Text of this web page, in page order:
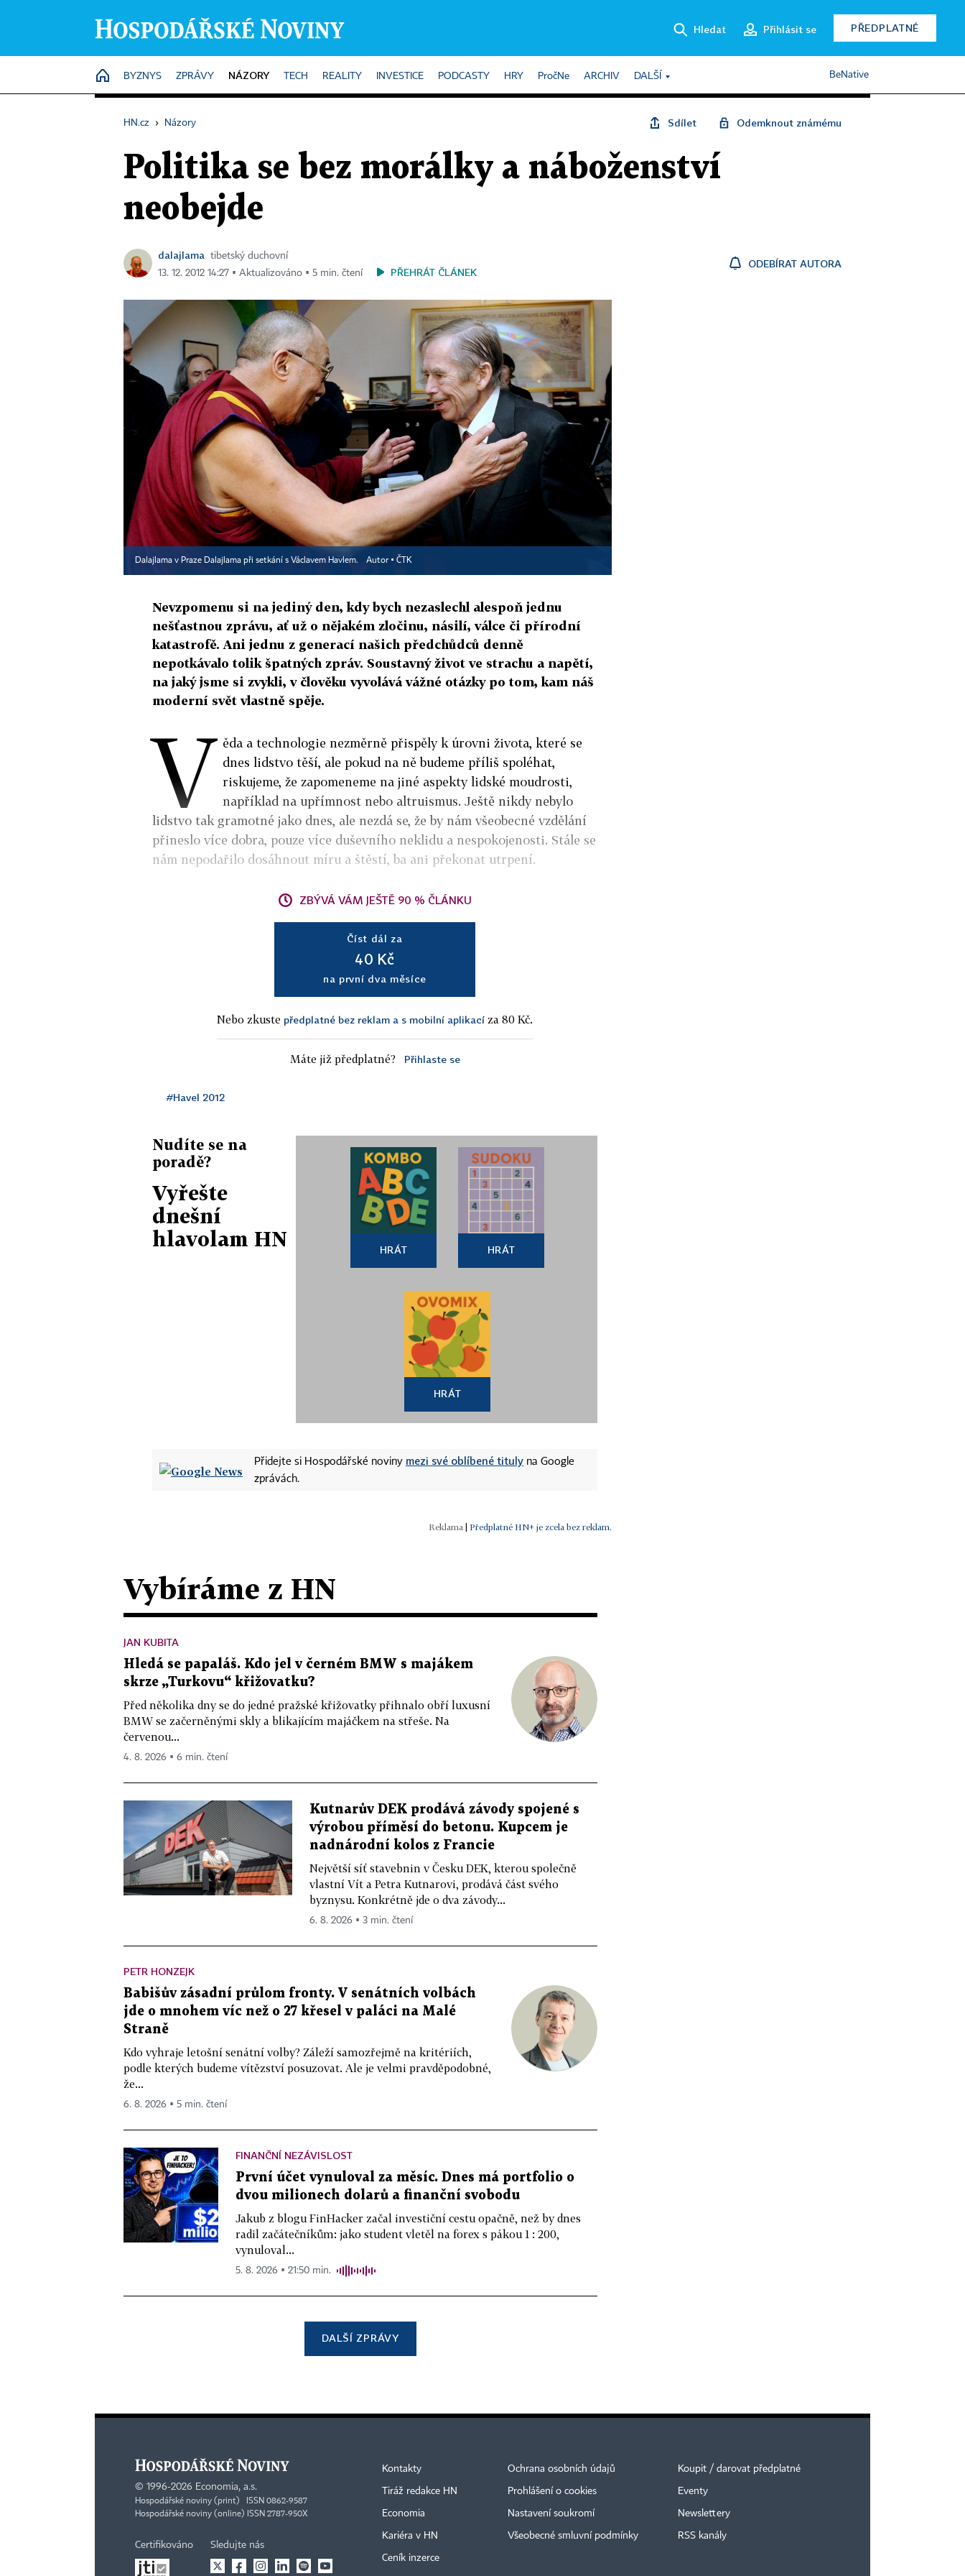
Hledat Přihlásit se PŘEDPLATNÉ
HOME
BYZNYS ZPRÁVY NÁZORY TECH REALITY INVESTICE PODCASTY HRY PročNe ARCHIV DALŠÍ BeNative
HN.cz › Názory Sdílet Odemknout známému
Politika se bez morálky a náboženství
neobejde
dalajlama
tibetský duchovní
13. 12. 2012 14:27 ▪ Aktualizováno ▪ 5 min. čtení
PŘEHRÁT ČLÁNEK
ODEBÍRAT AUTORA
Dalajlama v Praze Dalajlama při setkání s Václavem Havlem. Autor ▪ ČTK
Nevzpomenu si na jediný den, kdy bych nezaslechl alespoň jednu
nešťastnou zprávu, ať už o nějakém zločinu, násilí, válce či přírodní
katastrofě. Ani jednu z generací našich předchůdců denně
nepotkávalo tolik špatných zpráv. Soustavný život ve strachu a napětí,
na jaký jsme si zvykli, v člověku vyvolává vážné otázky po tom, kam náš
moderní svět vlastně spěje.
V ěda a technologie nezměrně přispěly k úrovni života, které se
dnes lidstvo těší, ale pokud na ně budeme příliš spoléhat,
riskujeme, že zapomeneme na jiné aspekty lidské moudrosti,
například na upřímnost nebo altruismus. Ještě nikdy nebylo
lidstvo tak gramotné jako dnes, ale nezdá se, že by nám všeobecné vzdělání
přineslo více dobra, pouze více duševního neklidu a nespokojenosti. Stále se
nám nepodařilo dosáhnout míru a štěstí, ba ani překonat utrpení.
ZBÝVÁ VÁM JEŠTĚ 90 % ČLÁNKU
Číst dál za
40 Kč
na první dva měsíce
Nebo zkuste předplatné bez reklam a s mobilní aplikací za 80 Kč.
Máte již předplatné? Přihlaste se
#Havel 2012
Nudíte se na
poradě?
Vyřešte
dnešní
hlavolam HN
HRÁT HRÁT
HRÁT
Přidejte si Hospodářské noviny mezi své oblíbené tituly na Google
zprávách.
| Předplatné HN+ je zcela bez reklam.
Vybíráme z HN
JAN KUBITA
Hledá se papaláš. Kdo jel v černém BMW s majákem
skrze „Turkovu“ křižovatku?
Před několika dny se do jedné pražské křižovatky přihnalo obří luxusní
BMW se začerněnými skly a blikajícím majáčkem na střeše. Na
červenou...
4. 8. 2026 ▪ 6 min. čtení
Kutnarův DEK prodává závody spojené s
výrobou příměsí do betonu. Kupcem je
nadnárodní kolos z Francie
Největší síť stavebnin v Česku DEK, kterou společně
vlastní Vít a Petra Kutnarovi, prodává část svého
byznysu. Konkrétně jde o dva závody...
6. 8. 2026 ▪ 3 min. čtení
PETR HONZEJK
Babišův zásadní průlom fronty. V senátních volbách
jde o mnohem víc než o 27 křesel v paláci na Malé
Straně
Kdo vyhraje letošní senátní volby? Záleží samozřejmě na kritériích,
podle kterých budeme vítězství posuzovat. Ale je velmi pravděpodobné,
že...
6. 8. 2026 ▪ 5 min. čtení
FINANČNÍ NEZÁVISLOST
První účet vynuloval za měsíc. Dnes má portfolio o
dvou milionech dolarů a finanční svobodu
Jakub z blogu FinHacker začal investiční cestu opačně, než by dnes
radil začátečníkům: jako student vletěl na forex s pákou 1 : 200,
vynuloval...
5. 8. 2026 ▪ 21:50 min.
DALŠÍ ZPRÁVY
© 1996-2026 Economia, a.s.
Hospodářské noviny (print) ISSN 0862-9587
Hospodářské noviny (online) ISSN 2787-950X
Certifikováno Sledujte nás
Kontakty
Tiráž redakce HN
Economia
Kariéra v HN
Ceník inzerce
Ochrana osobních údajů
Prohlášení o cookies
Nastavení soukromí
Všeobecné smluvní podmínky
Koupit / darovat předplatné
Eventy
Newslettery
RSS kanály